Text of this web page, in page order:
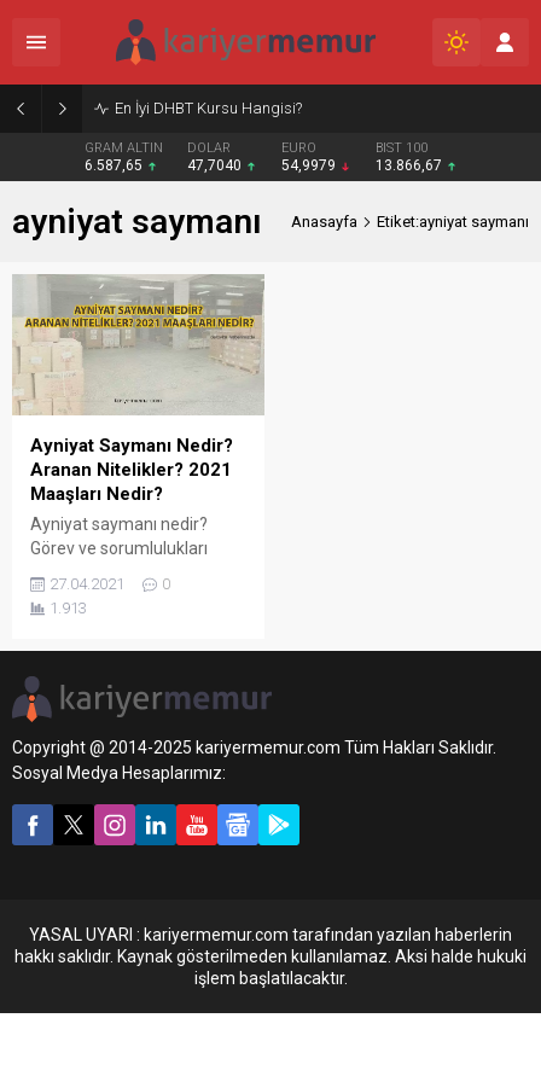
En İyi DHBT Kursu Hangisi?
GRAM ALTIN
6.587,65
DOLAR
47,7040
EURO
54,9979
BIST 100
13.866,67
ayniyat saymanı Anasayfa Etiket:ayniyat saymanı
Ayniyat Saymanı Nedir?
Aranan Nitelikler? 2021
Maaşları Nedir?
Ayniyat saymanı nedir?
Görev ve sorumlulukları
nedir? Detaylar
haberimizde...
27.04.2021
0
1.913
Copyright @ 2014-2025 kariyermemur.com Tüm Hakları Saklıdır.
Sosyal Medya Hesaplarımız:
YASAL UYARI : kariyermemur.com tarafından yazılan haberlerin
hakkı saklıdır. Kaynak gösterilmeden kullanılamaz. Aksi halde hukuki
işlem başlatılacaktır.